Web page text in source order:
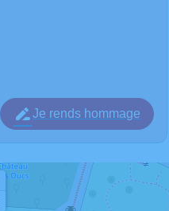
Je rends hommage